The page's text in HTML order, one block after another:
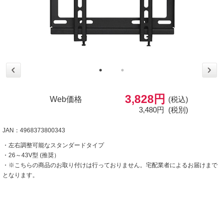
Web価格 3,828円
(税込)
3,480円 (税別)
JAN：4968373800343
・左右調整可能なスタンダードタイプ
・26～43V型 (推奨）
・※こちらの商品のお取り付けは行っておりません。宅配業者によるお届けまで
となります。